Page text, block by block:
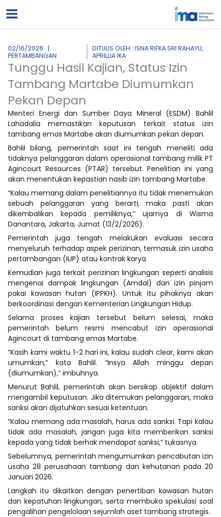
ke
02/16/2026
PERTAMBANGAN
DITULIS OLEH : ISNA RIFKA SRI RAHAYU,
APRILLIA IKA
Tunggu Hasil Kajian, Status Izin
Tambang Martabe Diumumkan
Pekan Depan
Menteri Energi dan Sumber Daya Mineral (ESDM) Bahlil
Lahadalia memastikan keputusan terkait status izin
tambang emas Martabe akan diumumkan pekan depan.
Bahlil bilang, pemerintah saat ini tengah meneliti ada
tidaknya pelanggaran dalam operasional tambang milik PT
Agincourt Resources (PTAR) tersebut. Penelitian ini yang
akan menentukan kepastian nasib izin tambang Martabe.
“Kalau memang dalam penelitiannya itu tidak menemukan
sebuah pelanggaran yang berarti, maka pasti akan
dikembalikan kepada pemiliknya,” ujarnya di Wisma
Danantara, Jakarta, Jumat (13/2/2026).
Pemerintah juga tengah melakukan evaluasi secara
menyeluruh terhadap aspek perizinan, termasuk izin usaha
pertambangan (IUP) atau kontrak karya.
Kemudian juga terkait perizinan lingkungan seperti analisis
mengenai dampak lingkungan (Amdal) dan izin pinjam
pakai kawasan hutan (IPPKH). Untuk itu pihaknya akan
berkoordinasi dengan Kementerian Lingkungan Hidup.
Selama proses kajian tersebut belum selesai, maka
pemerintah belum resmi mencabut izin operasional
Agincourt di tambang emas Martabe.
“Kasih kami waktu 1-2 hari ini, kalau sudah clear, kami akan
umumkan,” kata Bahlil. “Insya Allah minggu depan
(diumumkan),” imbuhnya.
Menurut Bahlil, pemerintah akan bersikap objektif dalam
mengambil keputusan. Jika ditemukan pelanggaran, maka
sanksi akan dijatuhkan sesuai ketentuan.
“Kalau memang ada masalah, harus ada sanksi. Tapi kalau
tidak ada masalah, jangan juga kita memberikan sanksi
kepada yang tidak berhak mendapat sanksi,” tukasnya.
Sebelumnya, pemerintah mengumumkan pencabutan izin
usaha 28 perusahaan tambang dan kehutanan pada 20
Januari 2026.
Langkah itu dikaitkan dengan penertiban kawasan hutan
dan kepatuhan lingkungan, serta membuka spekulasi soal
pengalihan pengelolaan sejumlah aset tambang strategis.